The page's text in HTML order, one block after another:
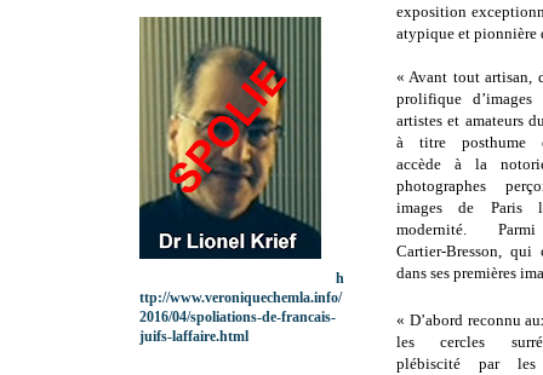
exposition
atypique et pionnière
« Avant tout artisan,
prolifique
artistes et amateurs
à titre posthume
accède à la
photographes
images de Paris
modernité.
Cartier‑Bresson,
dans ses premières
« D’abord reconnu
les cercles
plébiscité par les
h
ttp://www.veroniquechemla.info/
2016/04/spoliations-de-francais-
juifs-laffaire.html